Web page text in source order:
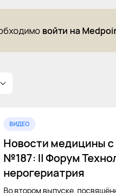
войти на
ВИДЕО
Новости медицины
№187: II Форум
нерогериатрия
Во втором выпуске,